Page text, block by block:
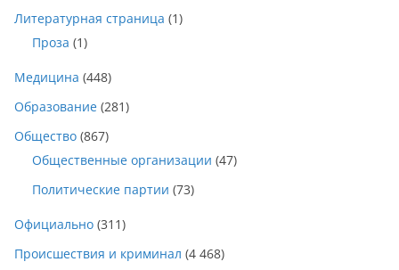
Литературная страница (1)
Проза (1)
Медицина (448)
Образование (281)
Общество (867)
Общественные организации (47)
Политические партии (73)
Официально (311)
Происшествия и криминал (4 468)